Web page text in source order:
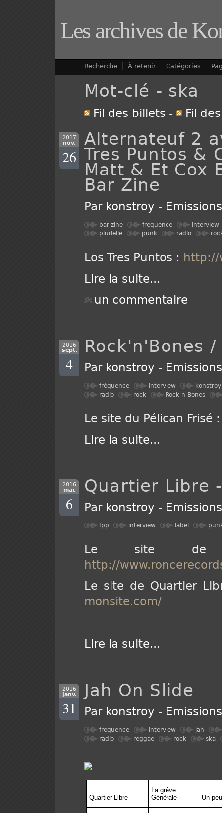
Les archives de
Recherche À retenir Catégories
Mot-clé - ska
Fil des billets - Fil
2017
nov.
26
Alternateuf 2
Tres Puntos &
Matt & Et Cox
Bar Zine
Par konstroy -
bar zine frequence
interview
plurielle
punk radio
Los Tres Puntos : http://
Lire la suite...
un commentaire
2016
sept.
4
Rock'n'Bones
Par konstroy -
fréquence interview
konstroy
radio
rock Rock n Bones
Le site du Pélican
Lire la suite...
2016
mar.
6
Quartier Libre
Par konstroy -
fpp interview label
Le site de
http://
Le site de Quartier
monsite.com/
Lire la suite...
2016
janv.
31
Jah On Slide
Par konstroy -
frequence interview
jah
radio
reggae rock ska
Quartier Libre
La gréve
Génèrale
Un